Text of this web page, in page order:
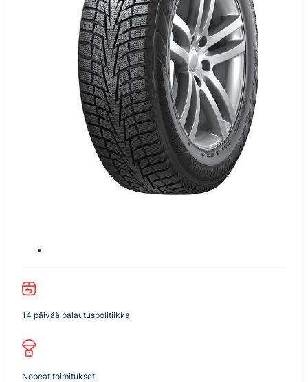
14 päivää palautuspolitiikka
Nopeat toimitukset